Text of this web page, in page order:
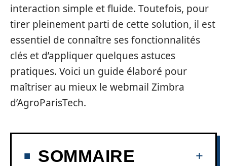
interaction simple et fluide. Toutefois, pour
tirer pleinement parti de cette solution, il est
essentiel de connaître ses fonctionnalités
clés et d’appliquer quelques astuces
pratiques. Voici un guide élaboré pour
maîtriser au mieux le webmail Zimbra
d’AgroParisTech.
SOMMAIRE